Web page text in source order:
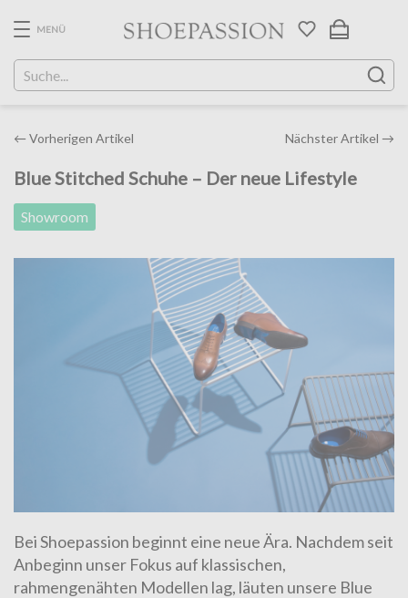
content
MENÜ
Post
← Vorherigen Artikel Nächster Artikel →
Blue Stitched Schuhe – Der neue Lifestyle
Showroom
Bei Shoepassion beginnt eine neue Ära. Nachdem seit
Anbeginn unser Fokus auf klassischen,
rahmengenähten Modellen lag, läuten unsere Blue